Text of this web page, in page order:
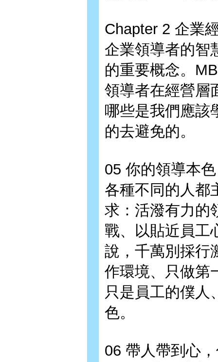
Chapter 2 企業
企業領導者的智
的重要概念。
領導者在經營層
哪些是我們應該
的去避免的。
05 你的領導本
各種不同的人都
求：活潑有力的
戰、以貼近員工
說，千萬別採行
作環境、只做第
只是員工的僕人
色。
06 帶人帶到心